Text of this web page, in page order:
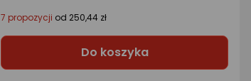
7 propozycji od 250,44 zł
Do koszyka